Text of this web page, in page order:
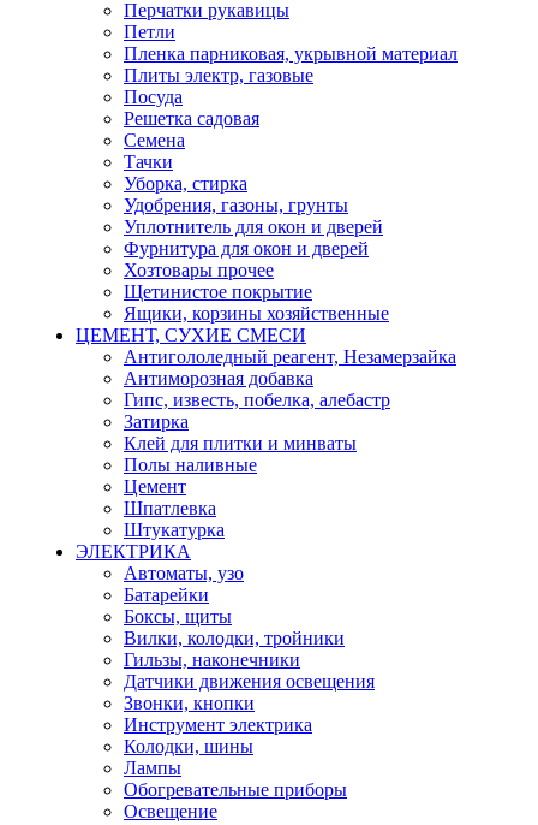
Перчатки рукавицы
Петли
Пленка парниковая, укрывной материал
Плиты электр, газовые
Посуда
Решетка садовая
Семена
Тачки
Уборка, стирка
Удобрения, газоны, грунты
Уплотнитель для окон и дверей
Фурнитура для окон и дверей
Хозтовары прочее
Щетинистое покрытие
Ящики, корзины хозяйственные
ЦЕМЕНТ, СУХИЕ СМЕСИ
Антигололедный реагент, Незамерзайка
Антиморозная добавка
Гипс, известь, побелка, алебастр
Затирка
Клей для плитки и минваты
Полы наливные
Цемент
Шпатлевка
Штукатурка
ЭЛЕКТРИКА
Автоматы, узо
Батарейки
Боксы, щиты
Вилки, колодки, тройники
Гильзы, наконечники
Датчики движения освещения
Звонки, кнопки
Инструмент электрика
Колодки, шины
Лампы
Обогревательные приборы
Освещение